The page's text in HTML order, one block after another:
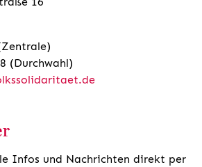
(Durchwahl)
Infos und Nachrichten direkt per